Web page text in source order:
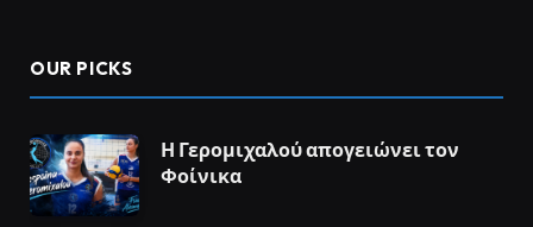
OUR PICKS
Η Γερομιχαλού απογειώνει τον
Φοίνικα